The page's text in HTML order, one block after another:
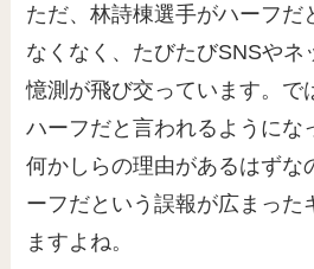
ただ、林詩棟選手がハーフだ
なくなく、たびたびSNSやネ
憶測が飛び交っています。で
ハーフだと言われるようにな
何かしらの理由があるはずな
ーフだという誤報が広まった
ますよね。